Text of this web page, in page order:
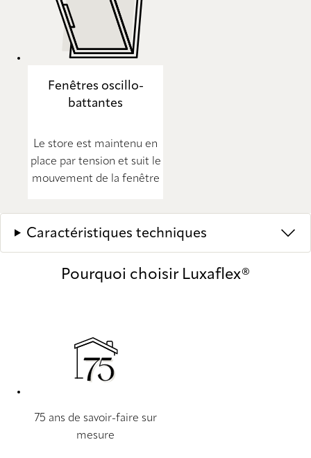
Fenêtres oscillo-
battantes
Le store est maintenu en
place par tension et suit le
mouvement de la fenêtre
Caractéristiques techniques
Pourquoi choisir Luxaflex®
75 ans de savoir-faire sur
mesure